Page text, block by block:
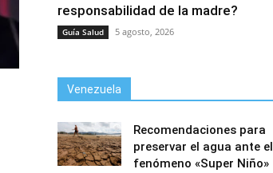
responsabilidad de la madre?
Guía Salud 5 agosto, 2026
Venezuela
Recomendaciones para
preservar el agua ante el
fenómeno «Super Niño»